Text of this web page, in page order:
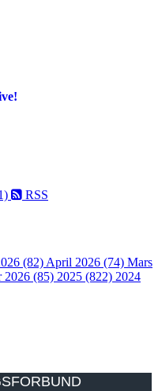
RSS
(82) April 2026 (74) Mars
2026 (85) 2025 (822) 2024